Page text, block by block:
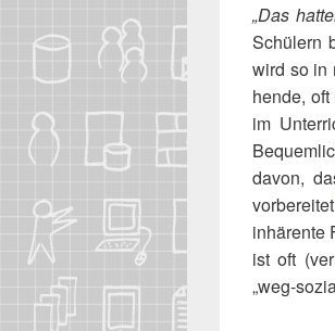
„Das
Schü­lern
wird so in
hen­de,
im
davon,
vorbereitet​
inhä­ren­te
ist oft
„weg-